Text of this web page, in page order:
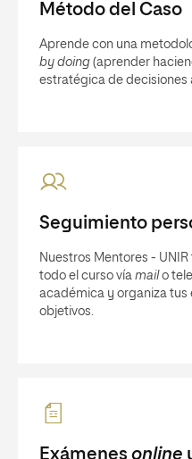
Método del Caso
Aprende con una
by doing (aprender
estratégica de decisiones
Seguimiento
Nuestros Mentores -
todo el curso vía mail o
académica y organiza tus
objetivos.
Exámenes online